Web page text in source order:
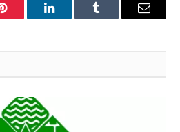
Pinterest LinkedInTumblr Email